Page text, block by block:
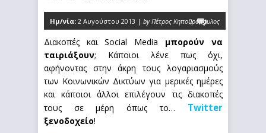
Ημ/νία: 2 Αυγούστου 2013 | by Πέτρος Κηπουρόπουλος
0
Διακοπές και Social Media μπορούν να
ταιριάξουν; Κάποιοι λένε πως όχι,
αφήνοντας στην άκρη τους λογαριασμούς
των Κοινωνικών Δικτύων για μερικές ημέρες
και κάποιοι άλλοι επιλέγουν τις διακοπές
τους σε μέρη όπως το… Twitter
ξενοδοχείο!